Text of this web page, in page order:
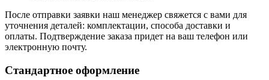
После отправки заявки наш менеджер свяжется с вами для
уточнения деталей: комплектации, способа доставки и
оплаты. Подтверждение заказа придет на ваш телефон или
электронную почту.
Стандартное оформление